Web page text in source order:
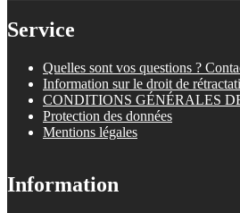
Service
Quelles sont vos questions ?
Information sur le droit de
CONDITIONS GÉNÉRALES
Protection des données
Mentions légales
Information